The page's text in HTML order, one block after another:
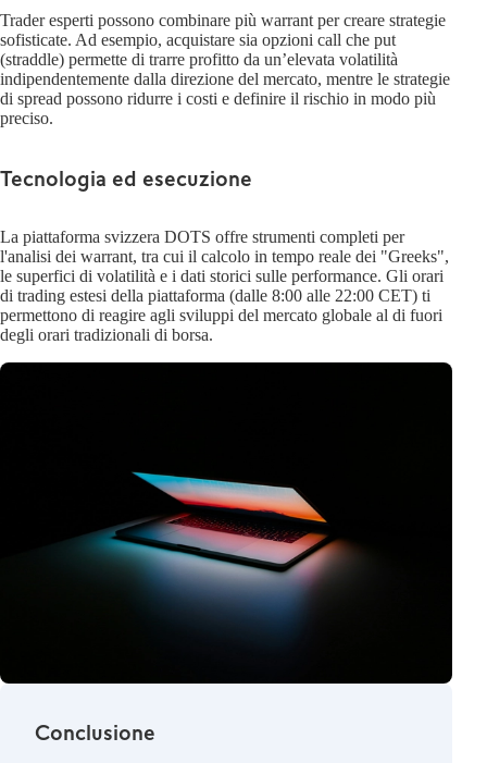
Trader esperti possono combinare più warrant per creare strategie
sofisticate. Ad esempio, acquistare sia opzioni call che put
(straddle) permette di trarre profitto da un’elevata volatilità
indipendentemente dalla direzione del mercato, mentre le strategie
di spread possono ridurre i costi e definire il rischio in modo più
preciso.
Tecnologia ed esecuzione
La piattaforma svizzera DOTS offre strumenti completi per
l'analisi dei warrant, tra cui il calcolo in tempo reale dei "Greeks",
le superfici di volatilità e i dati storici sulle performance. Gli orari
di trading estesi della piattaforma (dalle 8:00 alle 22:00 CET) ti
permettono di reagire agli sviluppi del mercato globale al di fuori
degli orari tradizionali di borsa.
Conclusione